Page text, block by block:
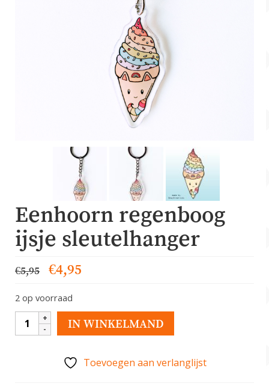
Eenhoorn regenboog
ijsje sleutelhanger
€5,95
Oorspronkelijke
was:
€5,95.
€4,95
€4,95.
2 op voorraad
Eenhoorn
regenboog
sleutelhanger
IN WINKELMAND
Toevoegen aan verlanglijst